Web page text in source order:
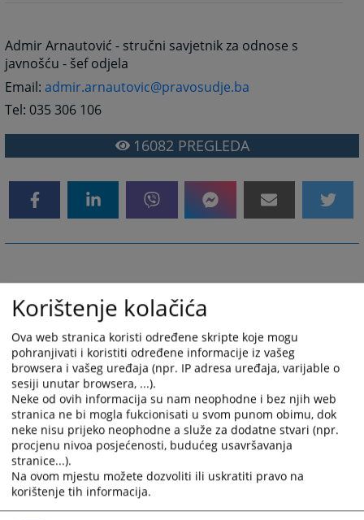
Admir Arnautović - stručni savjetnik za odnose s
javnošću - šef odjela
Email:admir.arnautovic@pravosudje.ba
Tel: 035 306 106
16082PREGLEDA
Korištenje kolačića
Ova web stranica koristi određene skripte koje mogu
pohranjivati i koristiti određene informacije iz vašeg
browsera i vašeg uređaja (npr. IP adresa uređaja, varijable o
sesiji unutar browsera, ...).
Neke od ovih informacija su nam neophodne i bez njih web
stranica ne bi mogla fukcionisati u svom punom obimu, dok
neke nisu prijeko neophodne a služe za dodatne stvari (npr.
procjenu nivoa posjećenosti, budućeg usavršavanja
stranice...).
Na ovom mjestu možete dozvoliti ili uskratiti pravo na
korištenje tih informacija.